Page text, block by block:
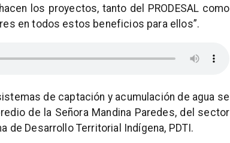
los proyectos, tanto del PRODESAL como
en todos estos beneficios para ellos”.
de captación y acumulación de agua se
de la Señora Mandina Paredes, del sector
de Desarrollo Territorial Indígena, PDTI.